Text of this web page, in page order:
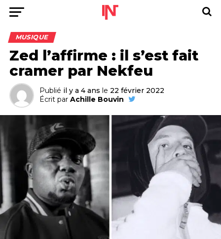
MUSIQUE
Zed l’affirme : il s’est fait
cramer par Nekfeu
Publié il y a 4 ans le 22 février 2022
Écrit par Achille Bouvin